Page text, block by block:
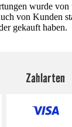
wurde von
von Kunden
gekauft haben.
Zahlarten